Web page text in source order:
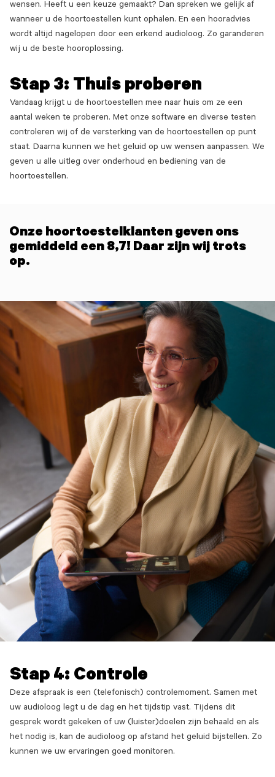
wensen. Heeft u een keuze gemaakt? Dan spreken we gelijk af
wanneer u de hoortoestellen kunt ophalen. En een hooradvies
wordt altijd nagelopen door een erkend audioloog. Zo garanderen
wij u de beste hooroplossing.
Stap 3: Thuis proberen
Vandaag krijgt u de hoortoestellen mee naar huis om ze een
aantal weken te proberen. Met onze software en diverse testen
controleren wij of de versterking van de hoortoestellen op punt
staat. Daarna kunnen we het geluid op uw wensen aanpassen. We
geven u alle uitleg over onderhoud en bediening van de
hoortoestellen.
Onze hoortoestelklanten geven ons
gemiddeld een 8,7! Daar zijn wij trots
op.
Stap 4: Controle
Deze afspraak is een (telefonisch) controlemoment. Samen met
uw audioloog legt u de dag en het tijdstip vast. Tijdens dit
gesprek wordt gekeken of uw (luister)doelen zijn behaald en als
het nodig is, kan de audioloog op afstand het geluid bijstellen. Zo
kunnen we uw ervaringen goed monitoren.